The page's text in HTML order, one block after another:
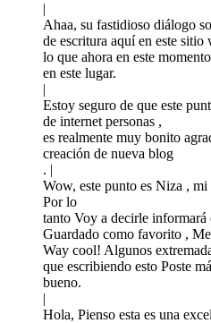
|
Ahaa, su fastidioso diálogo
de escritura aquí en este
lo que ahora en este
en este lugar.
|
Estoy seguro de que este
de internet personas ,
es realmente muy bonito
creación de nueva blog
. |
Wow, este punto es Niza , mi
Por lo
tanto Voy a decirle informará
Guardado como favorito ,
Way cool! Algunos
que escribiendo esto Poste
bueno.
|
Hola, Pienso esta es una